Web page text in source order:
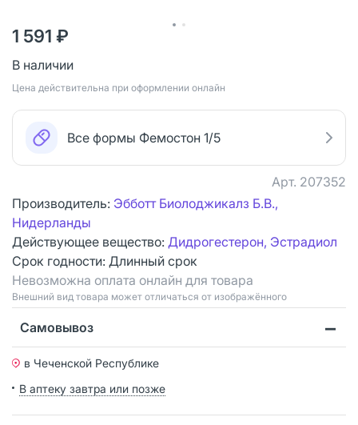
1 591 ₽
В наличии
Цена действительна при оформлении онлайн
Все формы Фемостон 1/5
Арт. 207352
Производитель: Эбботт Биолоджикалз Б.В.,
Нидерланды
Действующее вещество: Дидрогестерон, Эстрадиол
Срок годности: Длинный срок
Невозможна оплата онлайн для товара
Bнешний вид товара может отличаться от изображённого
Самовывоз
в Чеченской Республике
В аптеку завтра или позже